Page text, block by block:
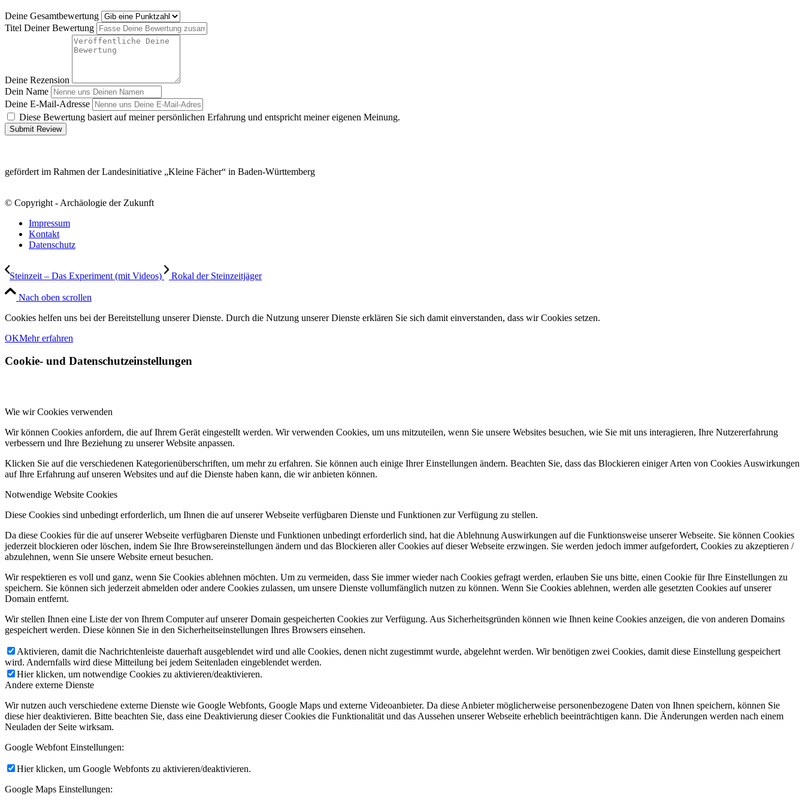
Deine Gesamtbewertung
Titel Deiner Bewertung
Deine Rezension
Dein Name
Deine E-Mail-Adresse
Diese Bewertung basiert auf meiner persönlichen Erfahrung und entspricht meiner eigenen Meinung.
Submit Review
gefördert im Rahmen der Landesinitiative „Kleine Fächer“ in Baden-Württemberg
© Copyright - Archäologie der Zukunft
Impressum
Kontakt
Datenschutz
Steinzeit – Das Experiment (mit Videos) Rokal der Steinzeitjäger
Nach oben scrollen
Cookies helfen uns bei der Bereitstellung unserer Dienste. Durch die Nutzung unserer Dienste erklären Sie sich damit einverstanden, dass wir Cookies setzen.
OKMehr erfahren
Cookie- und Datenschutzeinstellungen
Wie wir Cookies verwenden
Wir können Cookies anfordern, die auf Ihrem Gerät eingestellt werden. Wir verwenden Cookies, um uns mitzuteilen, wenn Sie unsere Websites besuchen, wie Sie mit uns interagieren, Ihre Nutzererfahrung
verbessern und Ihre Beziehung zu unserer Website anpassen.
Klicken Sie auf die verschiedenen Kategorienüberschriften, um mehr zu erfahren. Sie können auch einige Ihrer Einstellungen ändern. Beachten Sie, dass das Blockieren einiger Arten von Cookies Auswirkungen
auf Ihre Erfahrung auf unseren Websites und auf die Dienste haben kann, die wir anbieten können.
Notwendige Website Cookies
Diese Cookies sind unbedingt erforderlich, um Ihnen die auf unserer Webseite verfügbaren Dienste und Funktionen zur Verfügung zu stellen.
Da diese Cookies für die auf unserer Webseite verfügbaren Dienste und Funktionen unbedingt erforderlich sind, hat die Ablehnung Auswirkungen auf die Funktionsweise unserer Webseite. Sie können Cookies
jederzeit blockieren oder löschen, indem Sie Ihre Browsereinstellungen ändern und das Blockieren aller Cookies auf dieser Webseite erzwingen. Sie werden jedoch immer aufgefordert, Cookies zu akzeptieren /
abzulehnen, wenn Sie unsere Website erneut besuchen.
Wir respektieren es voll und ganz, wenn Sie Cookies ablehnen möchten. Um zu vermeiden, dass Sie immer wieder nach Cookies gefragt werden, erlauben Sie uns bitte, einen Cookie für Ihre Einstellungen zu
speichern. Sie können sich jederzeit abmelden oder andere Cookies zulassen, um unsere Dienste vollumfänglich nutzen zu können. Wenn Sie Cookies ablehnen, werden alle gesetzten Cookies auf unserer
Domain entfernt.
Wir stellen Ihnen eine Liste der von Ihrem Computer auf unserer Domain gespeicherten Cookies zur Verfügung. Aus Sicherheitsgründen können wie Ihnen keine Cookies anzeigen, die von anderen Domains
gespeichert werden. Diese können Sie in den Sicherheitseinstellungen Ihres Browsers einsehen.
Aktivieren, damit die Nachrichtenleiste dauerhaft ausgeblendet wird und alle Cookies, denen nicht zugestimmt wurde, abgelehnt werden. Wir benötigen zwei Cookies, damit diese Einstellung gespeichert
wird. Andernfalls wird diese Mitteilung bei jedem Seitenladen eingeblendet werden.
Hier klicken, um notwendige Cookies zu aktivieren/deaktivieren.
Andere externe Dienste
Wir nutzen auch verschiedene externe Dienste wie Google Webfonts, Google Maps und externe Videoanbieter. Da diese Anbieter möglicherweise personenbezogene Daten von Ihnen speichern, können Sie
diese hier deaktivieren. Bitte beachten Sie, dass eine Deaktivierung dieser Cookies die Funktionalität und das Aussehen unserer Webseite erheblich beeinträchtigen kann. Die Änderungen werden nach einem
Neuladen der Seite wirksam.
Google Webfont Einstellungen:
Hier klicken, um Google Webfonts zu aktivieren/deaktivieren.
Google Maps Einstellungen: